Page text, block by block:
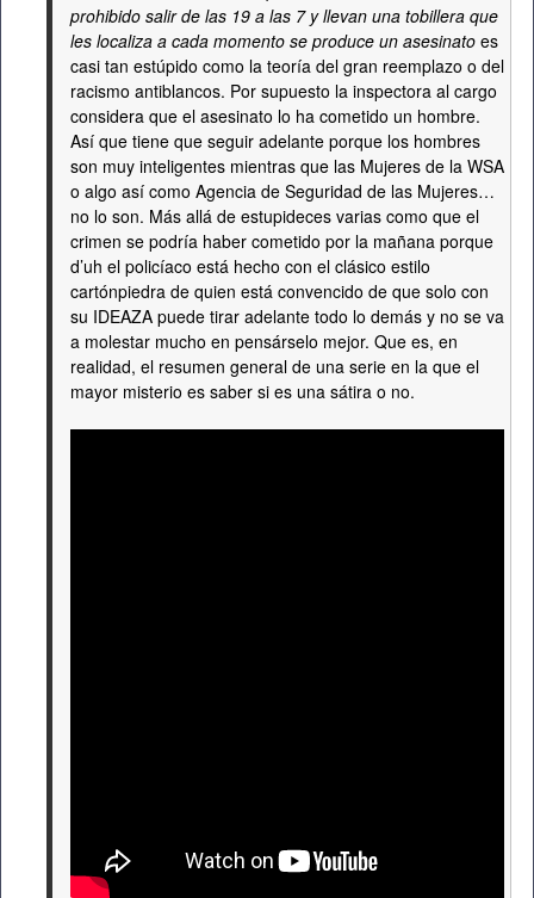
prohibido salir de las 19 a las 7 y llevan una tobillera que
les localiza a cada momento se produce un asesinato es
casi tan estúpido como la teoría del gran reemplazo o del
racismo antiblancos. Por supuesto la inspectora al cargo
considera que el asesinato lo ha cometido un hombre.
Así que tiene que seguir adelante porque los hombres
son muy inteligentes mientras que las Mujeres de la WSA
o algo así como Agencia de Seguridad de las Mujeres…
no lo son. Más allá de estupideces varias como que el
crimen se podría haber cometido por la mañana porque
d’uh el policíaco está hecho con el clásico estilo
cartónpiedra de quien está convencido de que solo con
su IDEAZA puede tirar adelante todo lo demás y no se va
a molestar mucho en pensárselo mejor. Que es, en
realidad, el resumen general de una serie en la que el
mayor misterio es saber si es una sátira o no.